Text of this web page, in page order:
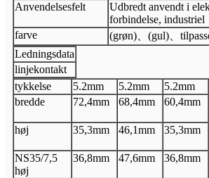
Anvendelsesfelt
Udbredt anvendt i
forbindelse, industriel
farve
(grøn) (gul)
Ledningsdata
linjekontakt
tykkelse
5.2mm 5.2mm 5.2mm
bredde
72,4mm 68,4mm 60,4mm
høj
35,3mm 46,1mm 35,3mm
NS35/7,5
høj
36,8mm 47,6mm 36,8mm